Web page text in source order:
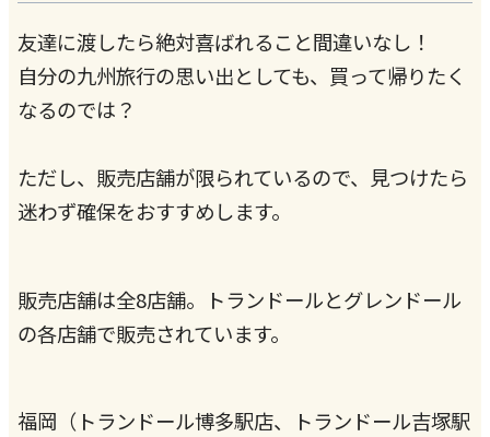
友達に渡したら絶対喜ばれること間違いなし！
自分の九州旅行の思い出としても、買って帰りたく
なるのでは？
ただし、販売店舗が限られているので、見つけたら
迷わず確保をおすすめします。
販売店舗は全8店舗。トランドールとグレンドール
の各店舗で販売されています。
福岡（トランドール博多駅店、トランドール吉塚駅